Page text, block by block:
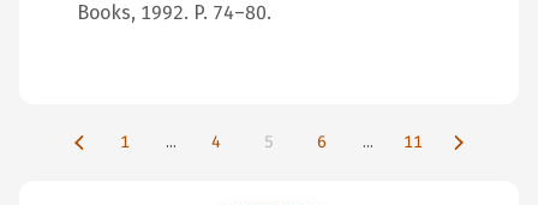
Books, 1992. P. 74–80.
1 ... 4 5 6 ... 11